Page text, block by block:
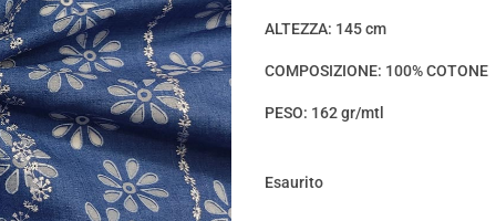
o
r
i
t
ALTEZZA: 145 cm
COMPOSIZIONE: 100% COTONE
PESO: 162 gr/mtl
Esaurito